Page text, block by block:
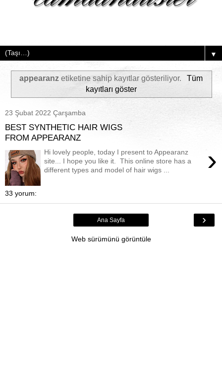
▼
appearanz etiketine sahip kayıtlar gösteriliyor.
Tüm
kayıtları göster
23 Şubat 2022 Çarşamba
BEST SYNTHETIC HAIR WIGS
FROM APPEARANZ
›
Hi lovely people, today I present to Appearanz
site... I hope you like it. This online store has a
different types and model of hair wigs ...
33 yorum:
›
Ana Sayfa
Web sürümünü görüntüle